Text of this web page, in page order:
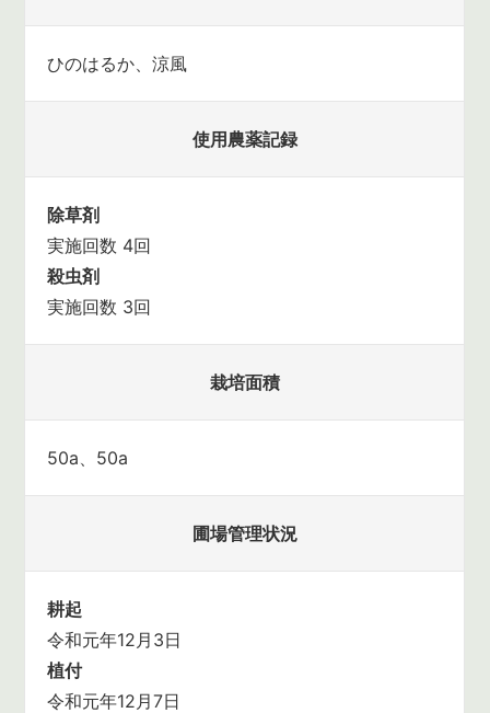
ひのはるか、涼風
使用農薬記録
除草剤
実施回数 4回
殺虫剤
実施回数 3回
栽培面積
50a、50a
圃場管理状況
耕起
令和元年12月3日
植付
令和元年12月7日